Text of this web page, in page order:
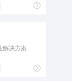
解决方案